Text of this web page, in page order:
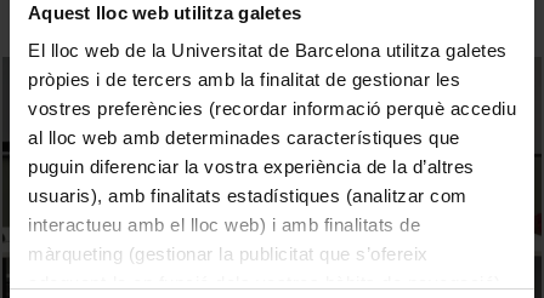
Aquest lloc web utilitza galetes
El lloc web de la Universitat de Barcelona utilitza galetes
pròpies i de tercers amb la finalitat de gestionar les
vostres preferències (recordar informació perquè accediu
al lloc web amb determinades característiques que
puguin diferenciar la vostra experiència de la d’altres
usuaris), amb finalitats estadístiques (analitzar com
interactueu amb el lloc web) i amb finalitats de
màrqueting (gestionar la publicitat que s’ofereix